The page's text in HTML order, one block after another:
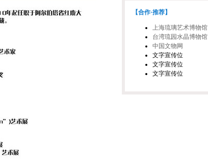
【合作·推荐】
上海琉璃艺术博物馆
台湾琉园水晶博物馆
中国文物网
文字宣传位
文字宣传位
文字宣传位